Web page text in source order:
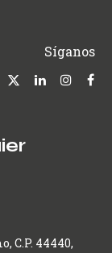
Síganos
C.P. 44440,